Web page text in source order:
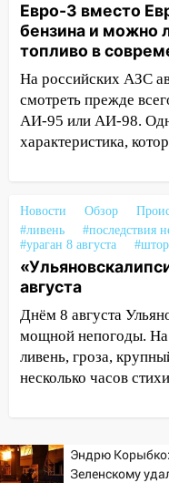
17:15
В
ремонтируют
готов, ещё два
17:00
урагана 8
16:38 Прогноз
16:34
Из-за
Ульяновске
время»
16:17
Ульяновской
100 тысяч тонн
15:17
В
Ульяновской
тысяч
после шторма:
затопленные
Евро-3 вместо
бензина и можно
топливо в
На российских АЗС
смотреть прежде
АИ-95 или АИ-98.
характеристика,
Новости Обзор
#ливень
#последствия
#ураган 8 августа
августа
Днём 8 августа
мощной непогоды.
ливень, гроза,
несколько часов
Эндрю
Зеленскому